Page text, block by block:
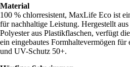
Material
100 % chlorresistent, MaxLife Eco ist
für nachhaltige Leistung. Hergestellt
Polyester aus Plastikflaschen, verfügt
ein eingebautes Formhaltevermögen für
und UV-Schutz 50+.